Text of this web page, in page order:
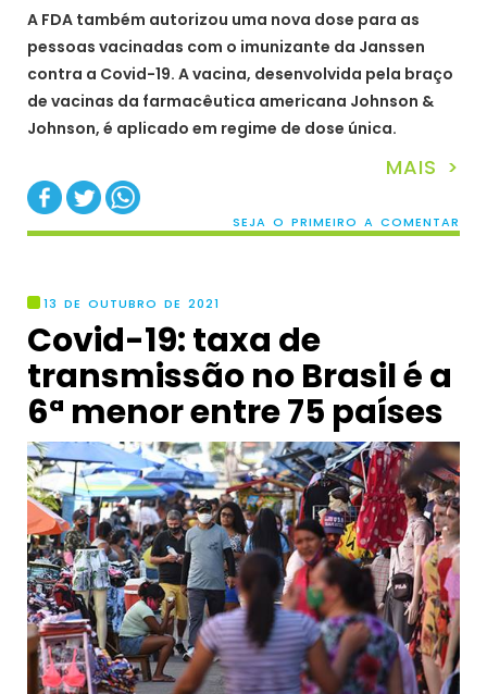
A FDA também autorizou uma nova dose para as
pessoas vacinadas com o imunizante da Janssen
contra a Covid-19. A vacina, desenvolvida pela braço
de vacinas da farmacêutica americana Johnson &
Johnson, é aplicado em regime de dose única.
MAIS >
SEJA O PRIMEIRO A COMENTAR
13 DE OUTUBRO DE 2021
Covid-19: taxa de
transmissão no Brasil é a
6ª menor entre 75 países